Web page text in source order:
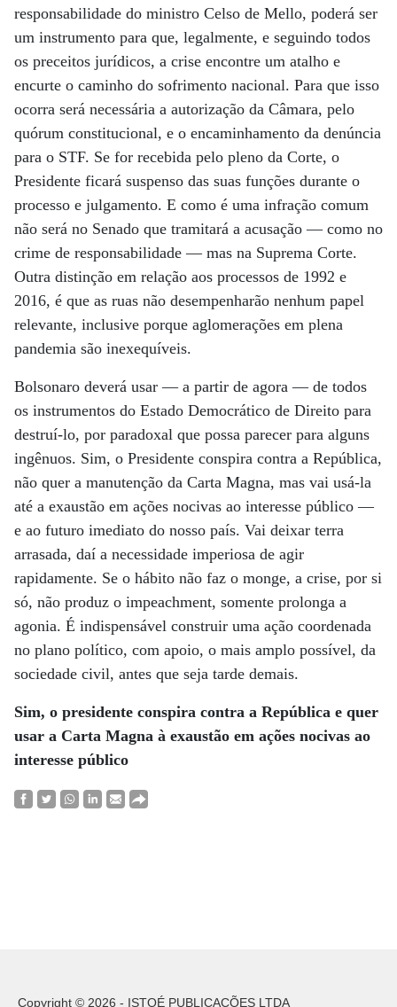
responsabilidade do ministro Celso de Mello, poderá ser
um instrumento para que, legalmente, e seguindo todos
os preceitos jurídicos, a crise encontre um atalho e
encurte o caminho do sofrimento nacional. Para que isso
ocorra será necessária a autorização da Câmara, pelo
quórum constitucional, e o encaminhamento da denúncia
para o STF. Se for recebida pelo pleno da Corte, o
Presidente ficará suspenso das suas funções durante o
processo e julgamento. E como é uma infração comum
não será no Senado que tramitará a acusação — como no
crime de responsabilidade — mas na Suprema Corte.
Outra distinção em relação aos processos de 1992 e
2016, é que as ruas não desempenharão nenhum papel
relevante, inclusive porque aglomerações em plena
pandemia são inexequíveis.
Bolsonaro deverá usar — a partir de agora — de todos
os instrumentos do Estado Democrático de Direito para
destruí-lo, por paradoxal que possa parecer para alguns
ingênuos. Sim, o Presidente conspira contra a República,
não quer a manutenção da Carta Magna, mas vai usá-la
até a exaustão em ações nocivas ao interesse público —
e ao futuro imediato do nosso país. Vai deixar terra
arrasada, daí a necessidade imperiosa de agir
rapidamente. Se o hábito não faz o monge, a crise, por si
só, não produz o impeachment, somente prolonga a
agonia. É indispensável construir uma ação coordenada
no plano político, com apoio, o mais amplo possível, da
sociedade civil, antes que seja tarde demais.
Sim, o presidente conspira contra a República e quer
usar a Carta Magna à exaustão em ações nocivas ao
interesse público
Copyright © 2026 - ISTOÉ PUBLICAÇÕES LTDA